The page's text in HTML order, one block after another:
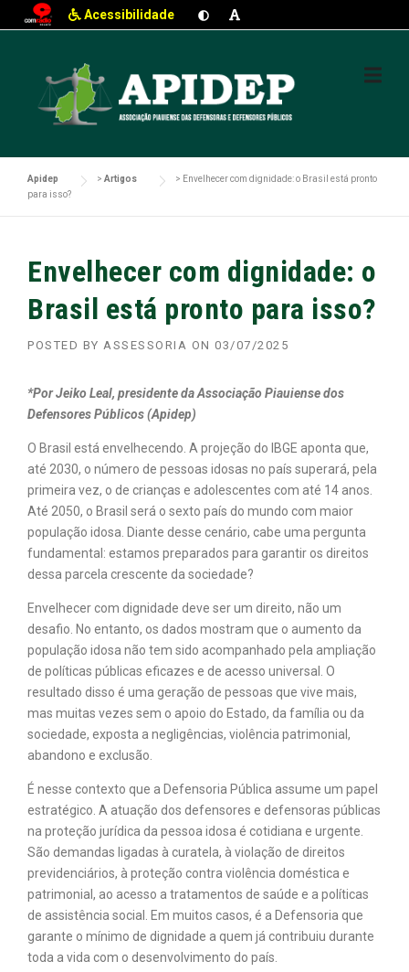
Acessibilidade
Apidep > Artigos > Envelhecer com dignidade: o Brasil está pronto
para isso?
Envelhecer com dignidade: o
Brasil está pronto para isso?
POSTED BY ASSESSORIA ON 03/07/2025
*Por Jeiko Leal, presidente da Associação Piauiense dos
Defensores Públicos (Apidep)
O Brasil está envelhecendo. A projeção do IBGE aponta que,
até 2030, o número de pessoas idosas no país superará, pela
primeira vez, o de crianças e adolescentes com até 14 anos.
Até 2050, o Brasil será o sexto país do mundo com maior
população idosa. Diante desse cenário, cabe uma pergunta
fundamental: estamos preparados para garantir os direitos
dessa parcela crescente da sociedade?
Envelhecer com dignidade deve ser um direito, não um
desafio. No entanto, os dados mostram que o aumento da
população idosa não tem sido acompanhado pela ampliação
de políticas públicas eficazes e de acesso universal. O
resultado disso é uma geração de pessoas que vive mais,
mas muitas vezes sem o apoio do Estado, da família ou da
sociedade, exposta a negligências, violência patrimonial,
abandono e exclusão.
É nesse contexto que a Defensoria Pública assume um papel
estratégico. A atuação dos defensores e defensoras públicas
na proteção jurídica da pessoa idosa é cotidiana e urgente.
São demandas ligadas à curatela, à violação de direitos
previdenciários, à proteção contra violência doméstica e
patrimonial, ao acesso a tratamentos de saúde e a políticas
de assistência social. Em muitos casos, é a Defensoria que
garante o mínimo de dignidade a quem já contribuiu durante
toda a vida com o desenvolvimento do país.